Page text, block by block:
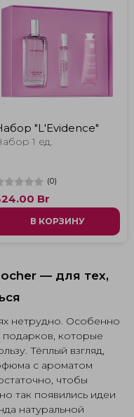
"L'Еvidence"
1 ед.
(0)
Br
В КОРЗИНУ
— для тех,
нетрудно. Особенно
которые
Тёплый взгляд,
с ароматом
чтобы
так появились идеи
натуральной